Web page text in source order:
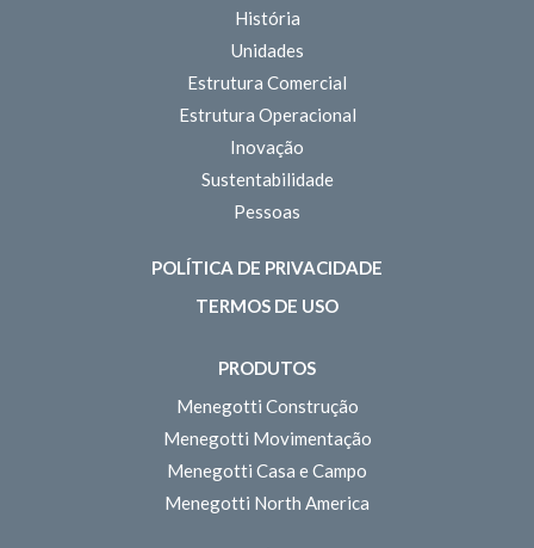
História
Unidades
Estrutura Comercial
Estrutura Operacional
Inovação
Sustentabilidade
Pessoas
POLÍTICA DE PRIVACIDADE
TERMOS DE USO
PRODUTOS
Menegotti Construção
Menegotti Movimentação
Menegotti Casa e Campo
Menegotti North America